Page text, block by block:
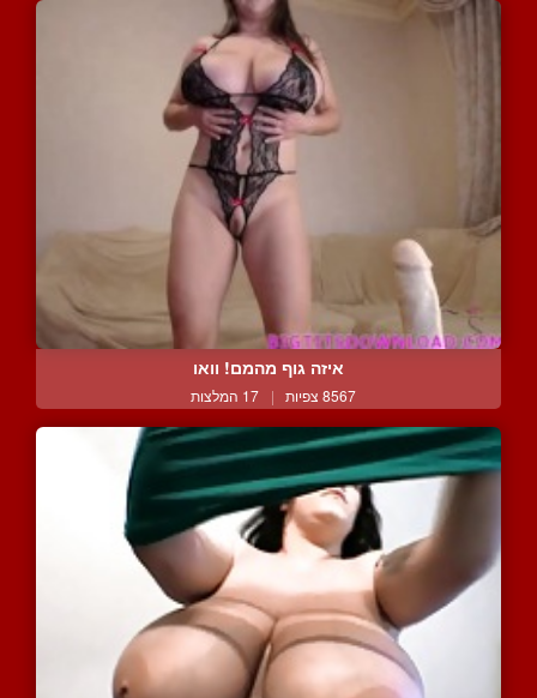
איזה גוף מהמם! וואו
8567 צפיות | 17 המלצות